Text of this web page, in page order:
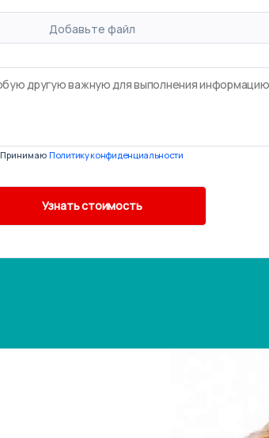
Добавьте файл
Принимаю Политику конфиденциальности